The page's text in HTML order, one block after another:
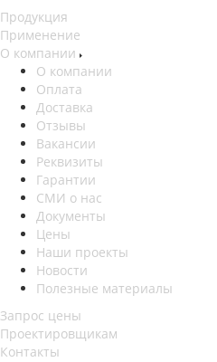
Продукция
Применение
О компании
О компании
Оплата
Доставка
Отзывы
Вакансии
Реквизиты
Гарантии
СМИ о нас
Документы
Цены
Наши проекты
Новости
Полезные материалы
Запрос цены
Проектировщикам
Контакты